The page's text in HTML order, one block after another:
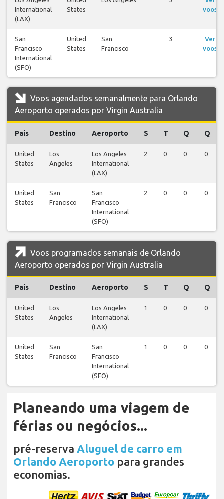
International
(LAX)
States
voos
San
Francisco
International
(SFO)
United
States
San
Francisco
3
Ver
voos
Voos agendados semanalmente para Orlando
Aeroporto operados por Virgin Australia
País Destino Aeroporto S T Q Q
United
States
Los
Angeles
Los Angeles
International
(LAX)
2 0 0 0
United
States
San
Francisco
San
Francisco
International
(SFO)
2 0 0 0
Voos programados semanais de Orlando
Aeroporto operados por Virgin Australia
País Destino Aeroporto S T Q Q
United
States
Los
Angeles
Los Angeles
International
(LAX)
1 0 0 0
United
States
San
Francisco
San
Francisco
International
(SFO)
1 0 0 0
Planeando uma viagem de
férias ou negócios...
pré-reserva Aluguel de carro em
Orlando Aeroporto para grandes
economias.